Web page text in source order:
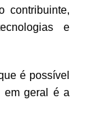
contribuinte,
e
é possível
em geral é a